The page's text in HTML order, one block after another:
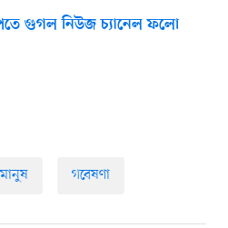
গুগল নিউজ চ্যানেল ফলো
মানুষ গবেষণা